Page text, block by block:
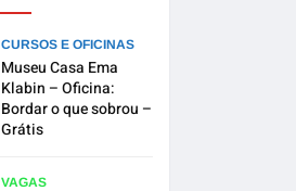
CURSOS E OFICINAS
Museu Casa Ema
Klabin – Oficina:
Bordar o que sobrou –
Grátis
VAGAS